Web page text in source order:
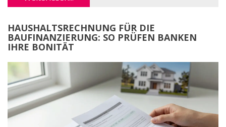
HAUSHALTSRECHNUNG FÜR DIE
BAUFINANZIERUNG: SO PRÜFEN BANKEN
IHRE BONITÄT